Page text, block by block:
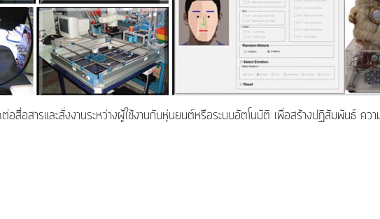
อสื่อสารและสั่งงานระหว่างผู้ใช้งานกับหุ่นยนต์หรือระบบอัตโนมัติ เพื่อสร้างปฏิสัมพันธ์ ความ